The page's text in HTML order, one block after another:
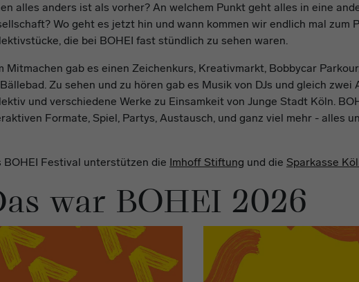
alles anders ist als vorher? An welchem Punkt geht alles in eine
Wo geht es jetzt hin und wann kommen wir endlich mal zum
die bei BOHEI fast stündlich zu sehen waren.
Mitmachen gab es einen Zeichenkurs, Kreativmarkt, Bobbycar
Zu sehen und zu hören gab es Musik von DJs und gleich
und verschiedene Werke zu Einsamkeit von Junge Stadt Köln.
Formate, Spiel, Partys, Austausch, und ganz viel mehr - alles
BOHEI Festival unterstützen die Imhoff Stiftung und die Sparkasse
war BOHEI 2026